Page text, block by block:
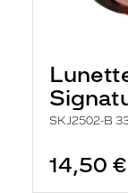
SKJ2502-B
14,50 €